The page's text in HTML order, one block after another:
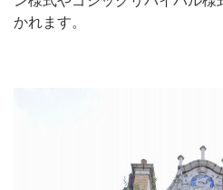
かれます。